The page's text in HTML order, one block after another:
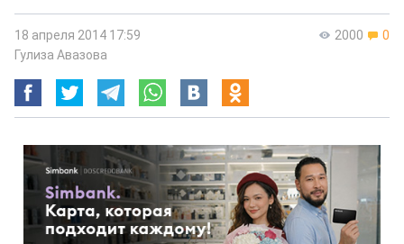
2000 0
18 апреля 2014 17:59
Гулиза Авазова